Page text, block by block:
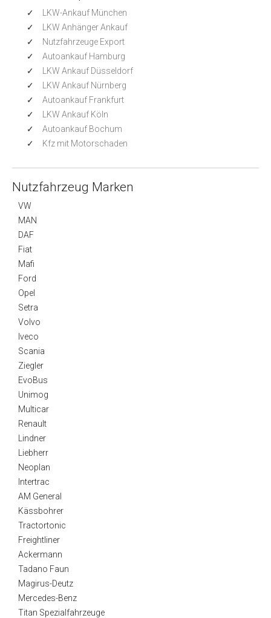
LKW-Ankauf München
LKW Anhänger Ankauf
Nutzfahrzeuge Export
Autoankauf Hamburg
LKW Ankauf Düsseldorf
LKW Ankauf Nürnberg
Autoankauf Frankfurt
LKW Ankauf Köln
Autoankauf Bochum
Kfz mit Motorschaden
Nutzfahrzeug Marken
VW
MAN
DAF
Fiat
Mafi
Ford
Opel
Setra
Volvo
Iveco
Scania
Ziegler
EvoBus
Unimog
Multicar
Renault
Lindner
Liebherr
Neoplan
Intertrac
AM General
Kässbohrer
Tractortonic
Freightliner
Ackermann
Tadano Faun
Magirus-Deutz
Mercedes-Benz
Titan Spezialfahrzeuge